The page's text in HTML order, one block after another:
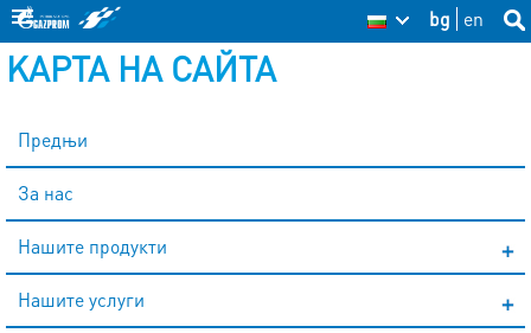
to
this
bg
en
BG
KАРТА НА САЙТА
Предњи
За нас
Нашите продукти
Нашите услуги